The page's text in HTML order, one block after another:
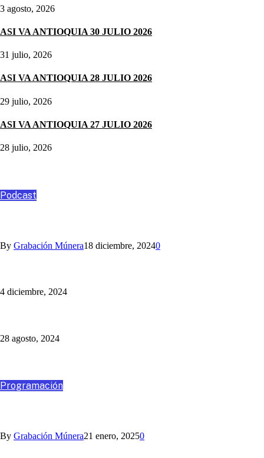
3 agosto, 2026
ASI VA ANTIOQUIA 30 JULIO 2026
31 julio, 2026
ASI VA ANTIOQUIA 28 JULIO 2026
29 julio, 2026
ASI VA ANTIOQUIA 27 JULIO 2026
28 julio, 2026
Podcast
By Grabación Múnera18 diciembre, 20240
4 diciembre, 2024
28 agosto, 2024
Programación
By Grabación Múnera21 enero, 20250